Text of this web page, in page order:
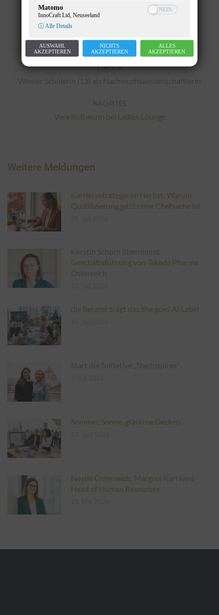
XINGLinkedIn
Facebook
TwitterPinterest
Email
Kommentarnavigation
ZURÜCK
Vorheriger
Wiener Schülerin (13) als Nachwuchswissenschaftlerin
NÄCHSTES
Nächster
Vera Rußwurm bei Ladies Lounge
Weitere Meldungen
Karrierestrategie im Herbst: Warum
Qualifizierung jetzt reine Chefsache ist
Kerstin Schorn übernimmt
Geschäftsführung von Takeda Pharma
Österreich
die Berater trägt das She goes AI Label
Start der Initiative „She Inspires“
Sommer, Sonne, gläserne Decken
Nestlé Österreich: Margret Karl wird
Head of Human Resources
Matomo
InnoCraft Ltd, Neuseeland
ⓘ Alle Details
AUSWAHL
AKZEPTIEREN
NICHTS
AKZEPTIEREN
ALLES
AKZEPTIEREN